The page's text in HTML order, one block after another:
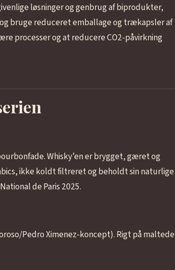
løsninger og genbrug af biprodukter,
bruge reduceret emballage og trækapsler af
processer og at reducere CO2-påvirkning
Whisky’en er brygget, gæret og
ikke koldt filtreret og beholdt sin naturlige
de Paris 2025.
Pedro Ximenez-koncept). Rigt på maltede